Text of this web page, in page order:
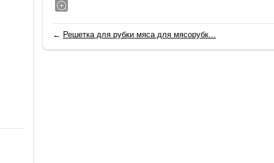
← Решетка для рубки мяса для мясорубк...